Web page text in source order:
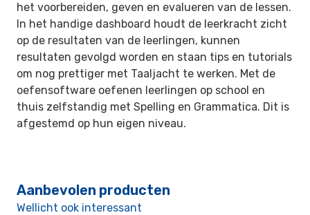
het voorbereiden, geven en evalueren van de lessen.
In het handige dashboard houdt de leerkracht zicht
op de resultaten van de leerlingen, kunnen
resultaten gevolgd worden en staan tips en tutorials
om nog prettiger met Taaljacht te werken. Met de
oefensoftware oefenen leerlingen op school en
thuis zelfstandig met Spelling en Grammatica. Dit is
afgestemd op hun eigen niveau.
Aanbevolen producten
Wellicht ook interessant